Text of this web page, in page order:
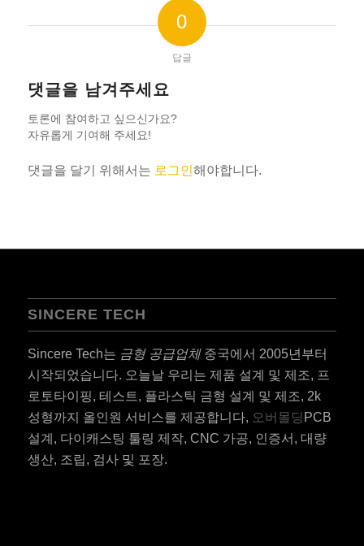
0
답글
댓글을 남겨주세요
토론에 참여하고 싶으신가요?
자유롭게 기여해 주세요!
댓글을 달기 위해서는 로그인해야합니다.
SINCERE TECH
Sincere Tech는 금형 공급업체중국에서 2005년부터
시작되었습니다. 오늘날 우리는 제품 설계 및 제조, 프
로토타이핑, 테스트, 플라스틱 금형 설계 및 제조, 2k
성형까지 올인원 서비스를 제공합니다, 오버몰딩 PCB
설계, 다이캐스팅 툴링 제작, CNC 가공, 인증서, 대량
생산, 조립, 검사 및 포장.